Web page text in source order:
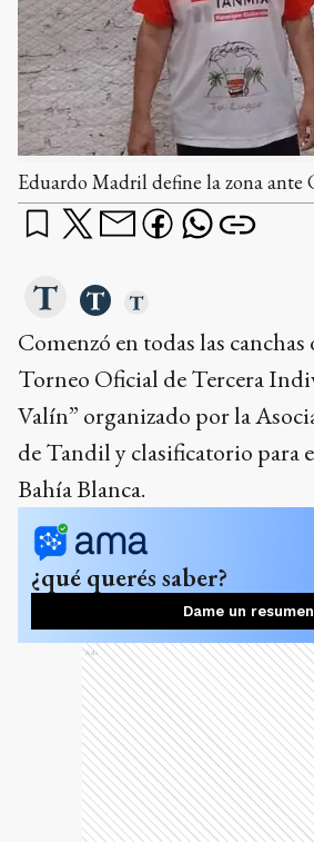
Eduardo Madril define la zona ante
Comenzó en todas las
Torneo Oficial de Tercera
Valín” organizado por la
de Tandil y clasificatorio para
Bahía Blanca.
¿qué querés saber?
Dame un resumen
Ads